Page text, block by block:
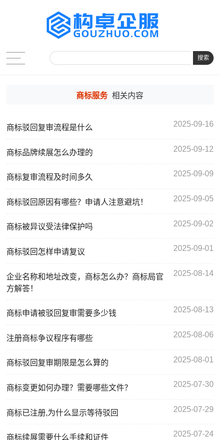
搜索
商标服务 相关内容
商标驳回复审流程是什么 2025-09-16
商标品牌续展怎么办理的 2025-09-12
商标复审流程及时间多久 2025-09-09
商标驳回原因有哪些？申请人注意避坑！ 2025-09-05
商标被异议受法律保护吗 2025-09-02
商标驳回怎样申请复议 2025-09-01
企业名称和地址改变，商标怎么办？商标局官
方解答！
2025-08-14
商标申请被驳回复审需要多少钱 2025-08-13
注册商标争议程序有哪些 2025-08-06
商标驳回复审期限是怎么算的 2025-08-01
商标变更如何办理？需要哪些文件？ 2025-07-30
商标已注册,为什么显示等待驳回 2025-07-29
商标续展需要什么手续和证件 2025-07-24